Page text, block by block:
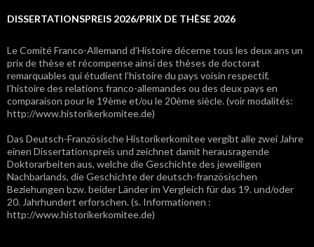
DISSERTATIONSPREIS 2026/PRIX DE THÈSE 2026
Le Comité Franco-Allemand d’Histoire décerne tous les deux ans un
prix de thèse et récompense ainsi des thèses de doctorat
remarquables qui étudient l’histoire du pays voisin respectif,
l’histoire des relations franco-allemandes ou des deux pays en
comparaison pour le 19ème et/ou le 20ème siècle. (voir modalités:
http://www.historikerkomitee.de)
Das Deutsch-Französische Historikerkomitee vergibt alle zwei Jahre
einen Dissertationspreis und zeichnet damit herausragende
Doktorarbeiten aus, welche die Geschichte des jeweiligen
Nachbarlands, die Geschichte der deutsch-französischen
Beziehungen bzw. beider Länder im Vergleich für das 19. und/oder
20. Jahrhundert erforschen. (s. Informationen :
http://www.historikerkomitee.de)